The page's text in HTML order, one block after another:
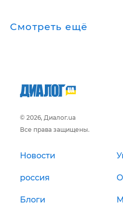
Смотреть ещё
© 2026, Диалог.ua
Все права защищены.
Новости
россия
Блоги